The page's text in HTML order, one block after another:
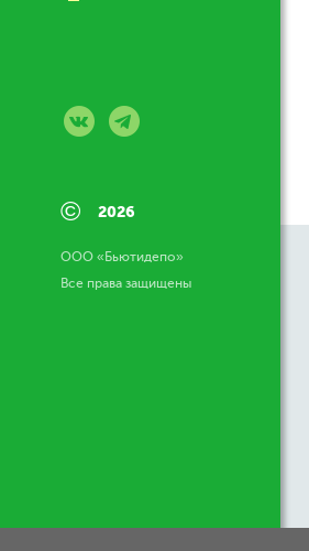
© 2026
ООО «Бьютидепо»
Все права защищены